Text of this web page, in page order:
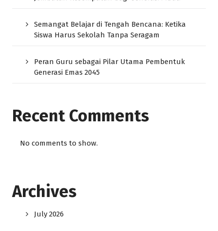
Semangat Belajar di Tengah Bencana: Ketika
Siswa Harus Sekolah Tanpa Seragam
Peran Guru sebagai Pilar Utama Pembentuk
Generasi Emas 2045
Recent Comments
No comments to show.
Archives
July 2026